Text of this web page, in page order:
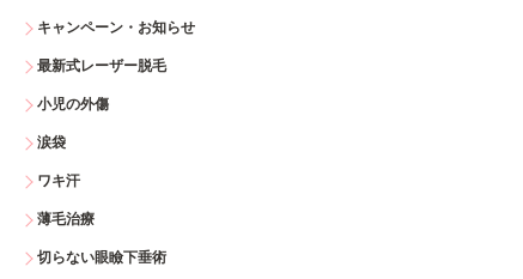
キャンペーン・お知らせ
最新式レーザー脱毛
小児の外傷
涙袋
ワキ汗
薄毛治療
切らない眼瞼下垂術